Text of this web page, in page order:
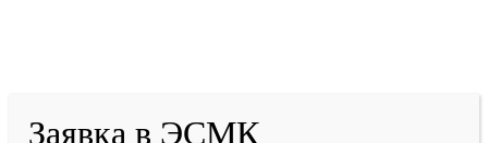
Заявка в ЭСМК